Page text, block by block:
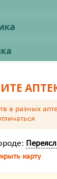
и дозы
в разных
карту